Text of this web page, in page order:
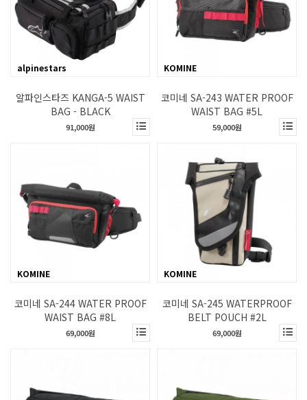
alpinestars
알파인스타즈 KANGA-5 WAIST
BAG - BLACK
91,000원
KOMINE
코미네 SA-243 WATER PROOF
WAIST BAG #5L
59,000원
KOMINE
코미네 SA-244 WATER PROOF
WAIST BAG #8L
69,000원
KOMINE
코미네 SA-245 WATERPROOF
BELT POUCH #2L
69,000원